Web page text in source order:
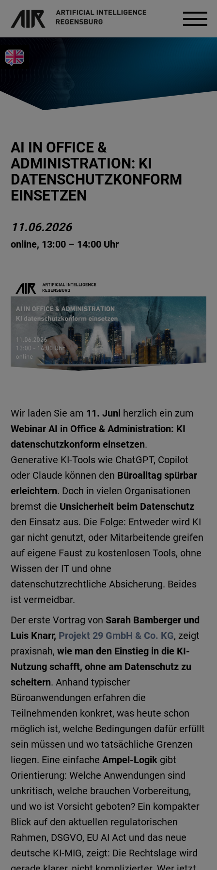
AI IN OFFICE &
ADMINISTRATION: KI
DATENSCHUTZKONFORM
EINSETZEN
11.06.2026
online, 13:00 – 14:00 Uhr
Wir laden Sie am 11. Juni herzlich ein zum
Webinar AI in Office & Administration: KI
datenschutzkonform einsetzen.
Generative KI-Tools wie ChatGPT, Copilot
oder Claude können den Büroalltag spürbar
erleichtern. Doch in vielen Organisationen
bremst die Unsicherheit beim Datenschutz
den Einsatz aus. Die Folge: Entweder wird KI
gar nicht genutzt, oder Mitarbeitende greifen
auf eigene Faust zu kostenlosen Tools, ohne
Wissen der IT und ohne
datenschutzrechtliche Absicherung. Beides
ist vermeidbar.
Der erste Vortrag von Sarah Bamberger und
Luis Knarr, Projekt 29 GmbH & Co. KG, zeigt
praxisnah,wie man den Einstieg in die KI-
Nutzung schafft, ohne am Datenschutz zu
scheitern. Anhand typischer
Büroanwendungen erfahren die
Teilnehmenden konkret, was heute schon
möglich ist, welche Bedingungen dafür erfüllt
sein müssen und wo tatsächliche Grenzen
liegen. Eine einfacheAmpel-Logik gibt
Orientierung: Welche Anwendungen sind
unkritisch, welche brauchen Vorbereitung,
und wo ist Vorsicht geboten? Ein kompakter
Blick auf den aktuellen regulatorischen
Rahmen, DSGVO, EU AI Act und das neue
deutsche KI-MIG, zeigt: Die Rechtslage wird